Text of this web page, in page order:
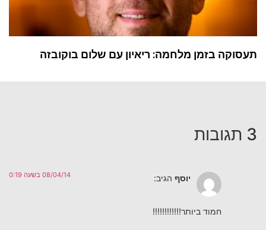
תעסוקה בזמן מלחמה: ריאיון עם שלום בוקובזה
3 תגובות
יוסף הגיב: 08/04/14 בשעה 0:19
חמוד ביותר!!!!!!!!!!!!